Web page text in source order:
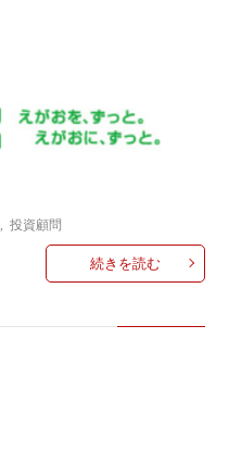
,投資顧問
続きを読む